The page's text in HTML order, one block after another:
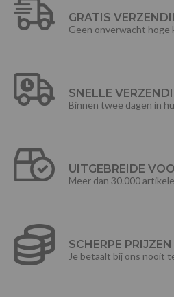
GRATIS
Geen onverwacht hoge
SNELLE
Binnen twee dagen in
UITGEBREIDE
Meer dan 30.000
SCHERPE PRIJZEN
Je betaalt bij ons nooit